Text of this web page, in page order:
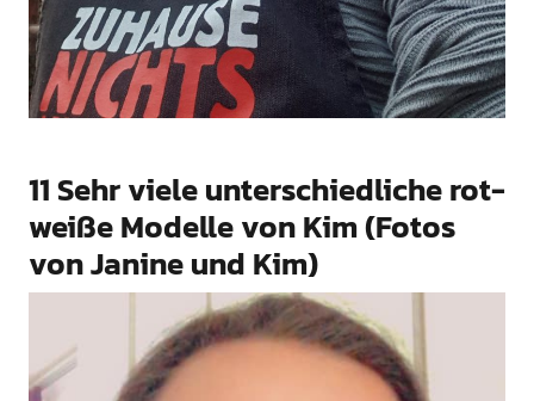
11 Sehr viele unterschiedliche rot-
weiße Modelle von Kim (Fotos
von Janine und Kim)